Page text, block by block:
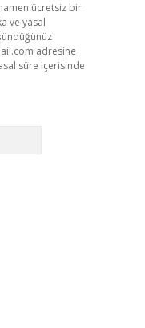
ücretsiz bir
ve yasal
adresine
süre içerisinde